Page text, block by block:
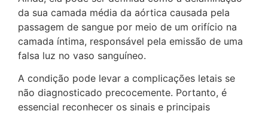
da sua camada média da aórtica causada pela
passagem de sangue por meio de um orifício na
camada íntima, responsável pela emissão de uma
falsa luz no vaso sanguíneo.
A condição pode levar a complicações letais se
não diagnosticado precocemente. Portanto, é
essencial reconhecer os sinais e principais